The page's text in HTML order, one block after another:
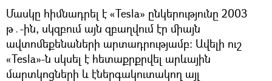
Մասկը հիմնադրել է «Tesla» ընկերությունը 2003
թ․-ին, սկզբում այն զբաղվում էր միայն
ավտոմեքենաների արտադրությամբ։ Ավելի ուշ
«Tesla»-ն սկսել է հետաքրքրվել արևային
մարտկոցների և էներգակուտակող այլ